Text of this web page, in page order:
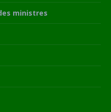
ministres